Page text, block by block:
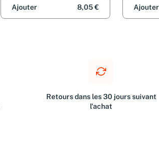
GUITAR (Schott Anthology
Series)
Ajouter
8,05 €
Ajouter
Retours dans les 30 jours suivant
l'achat